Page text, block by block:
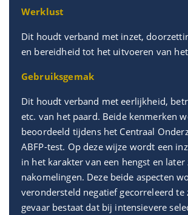
Werklust
Dit houdt verband met inzet,
en bereidheid tot het uitvoeren van
Gebruiksgemak
Dit houdt verband met eerlijkheid,
etc. van het paard. Beide kenmerken
beoordeeld tijdens het Centraal
ABFP-test. Op deze wijze wordt een
in het karakter van een hengst en later
nakomelingen. Deze beide aspecten
verondersteld negatief gecorreleerd te
gevaar bestaat dat bij intensievere